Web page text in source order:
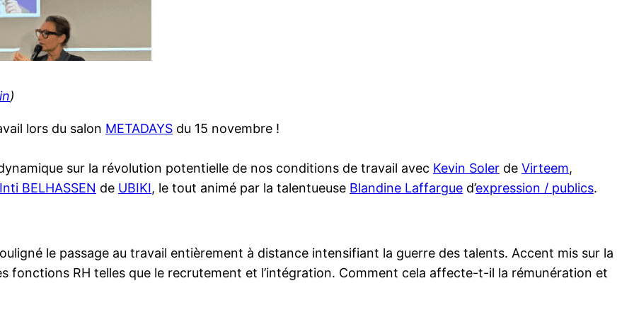
)
lors du salon METADAYS du 15 novembre !
sur la révolution potentielle de nos conditions de travail avec Kevin Soler de Virteem,
Inti BELHASSEN de UBIKI, le tout animé par la talentueuse Blandine Laffargue d’expression / publics.
le passage au travail entièrement à distance intensifiant la guerre des talents. Accent mis sur la
fonctions RH telles que le recrutement et l’intégration. Comment cela affecte-t-il la rémunération et